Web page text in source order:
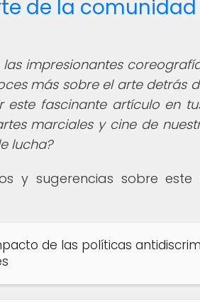
de la
impresionantes
más sobre el arte detrás
fascinante artículo en
marciales y cine de
lucha?
y sugerencias sobre este
de las políticas